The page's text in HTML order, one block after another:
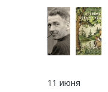
11 июня